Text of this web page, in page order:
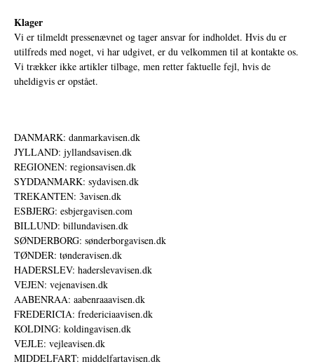
Klager
Vi er tilmeldt pressenævnet og tager ansvar for indholdet. Hvis du er
utilfreds med noget, vi har udgivet, er du velkommen til at kontakte os.
Vi trækker ikke artikler tilbage, men retter faktuelle fejl, hvis de
uheldigvis er opstået.
DANMARK: danmarkavisen.dk
JYLLAND: jyllandsavisen.dk
REGIONEN: regionsavisen.dk
SYDDANMARK: sydavisen.dk
TREKANTEN: 3avisen.dk
ESBJERG: esbjergavisen.com
BILLUND: billundavisen.dk
SØNDERBORG: sønderborgavisen.dk
TØNDER: tønderavisen.dk
HADERSLEV: haderslevavisen.dk
VEJEN: vejenavisen.dk
AABENRAA: aabenraaavisen.dk
FREDERICIA: fredericiaavisen.dk
KOLDING: koldingavisen.dk
VEJLE: vejleavisen.dk
MIDDELFART: middelfartavisen.dk